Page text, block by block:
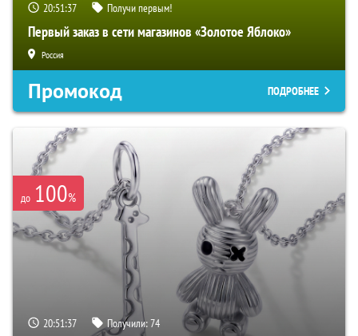
20:51:36 Получи первым!
Первый заказ в сети магазинов «Золотое Яблоко»
Россия
Промокод ПОДРОБНЕЕ
до 100%
20:51:36 Получили:74